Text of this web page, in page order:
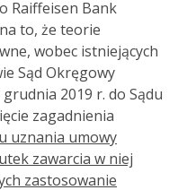
Raiffeisen Bank
to, że teorie
wobec istniejących
Sąd Okręgowy
2019 r. do Sądu
zagadnienia
uznania umowy
zawarcia w niej
zastosowanie